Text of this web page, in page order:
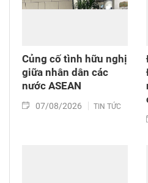
Củng cố tình hữu nghị
giữa nhân dân các
nước ASEAN
07/08/2026 TIN TỨC